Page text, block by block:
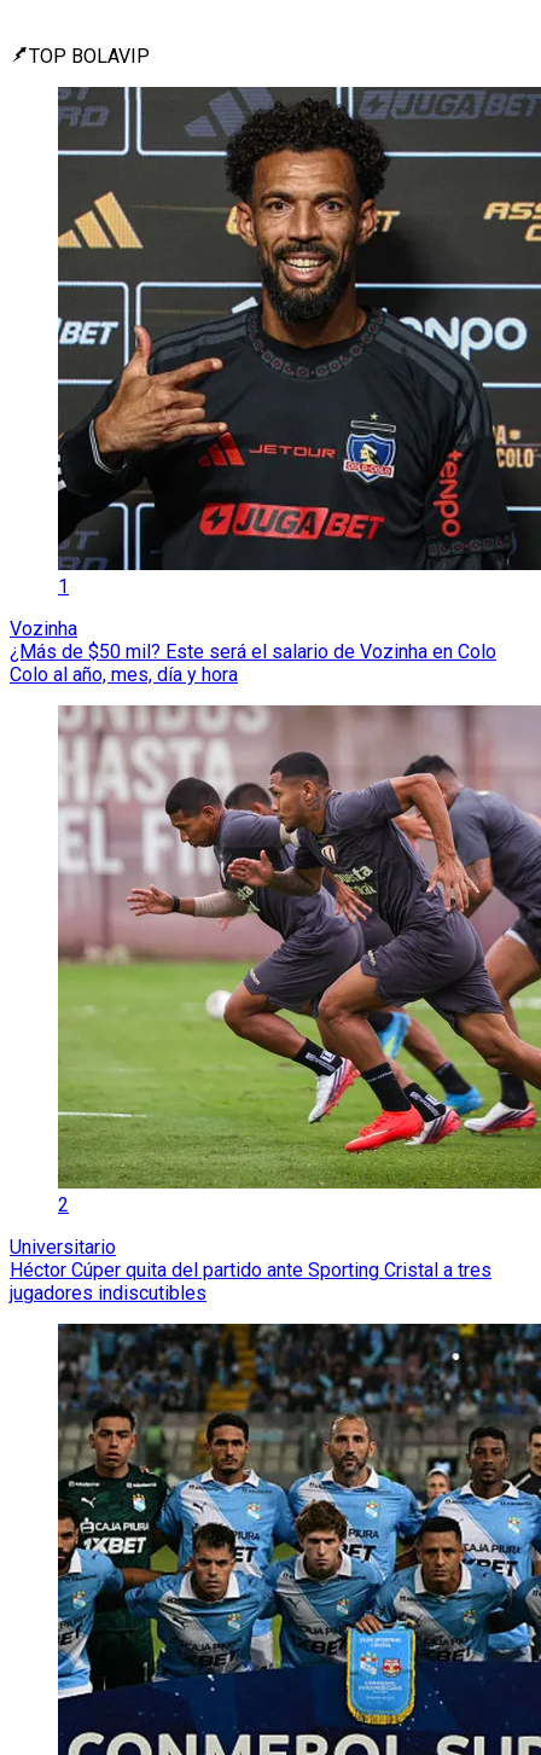
TOP BOLAVIP
1
Vozinha
¿Más de $50 mil? Este será el salario de Vozinha en Colo
Colo al año, mes, día y hora
2
Universitario
Héctor Cúper quita del partido ante Sporting Cristal a tres
jugadores indiscutibles